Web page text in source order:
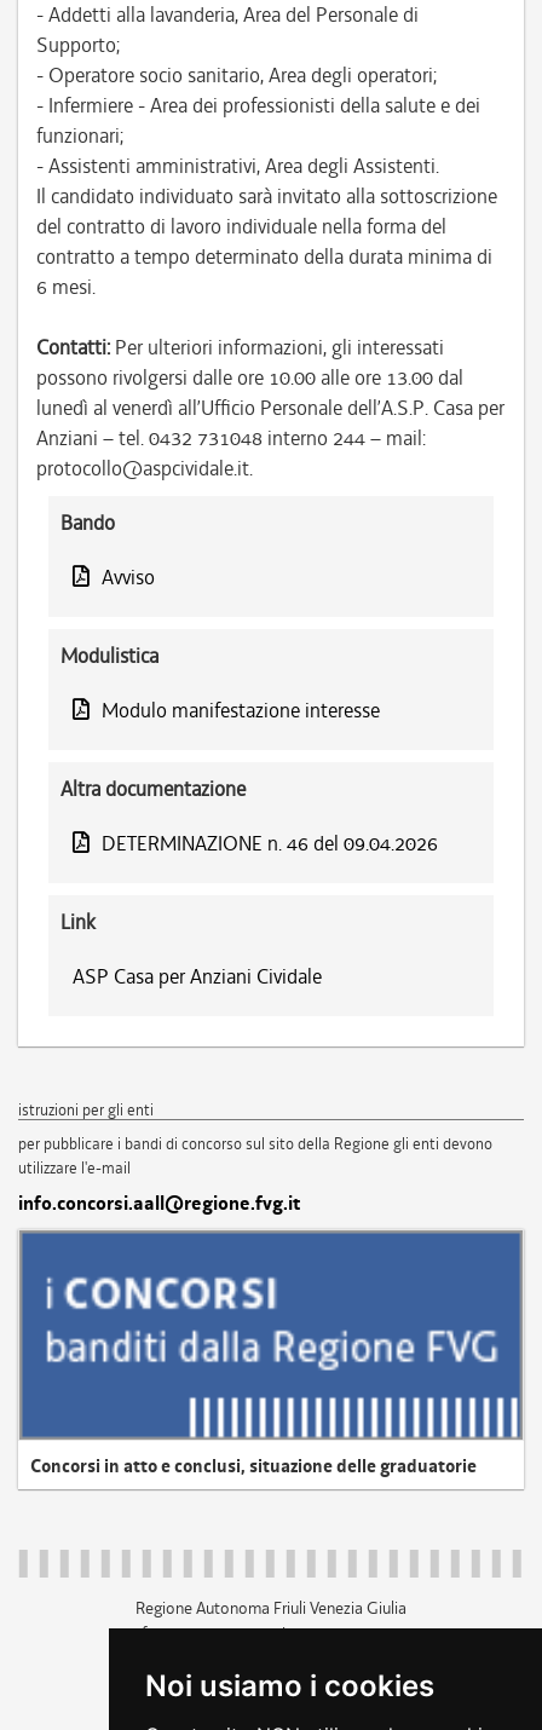
Noi usiamo i cookies
- Addetti alla lavanderia, Area del Personale di
Supporto;
- Operatore socio sanitario, Area degli operatori;
- Infermiere - Area dei professionisti della salute e dei
funzionari;
- Assistenti amministrativi, Area degli Assistenti.
Il candidato individuato sarà invitato alla sottoscrizione
del contratto di lavoro individuale nella forma del
contratto a tempo determinato della durata minima di
6 mesi.
Contatti: Per ulteriori informazioni, gli interessati
possono rivolgersi dalle ore 10.00 alle ore 13.00 dal
lunedì al venerdì all’Ufficio Personale dell’A.S.P. Casa per
Anziani – tel. 0432 731048 interno 244 – mail:
protocollo@aspcividale.it.
Bando
Avviso
Modulistica
Modulo manifestazione interesse
Altra documentazione
DETERMINAZIONE n. 46 del 09.04.2026
Link
ASP Casa per Anziani Cividale
istruzioni per gli enti
per pubblicare i bandi di concorso sul sito della Regione gli enti devono
utilizzare l'e-mail
info.concorsi.aall@regione.fvg.it
Concorsi in atto e conclusi, situazione delle graduatorie
Regione Autonoma Friuli Venezia Giulia
c.f. 80014930327; p.iva 00526040324
+39 040 3771111